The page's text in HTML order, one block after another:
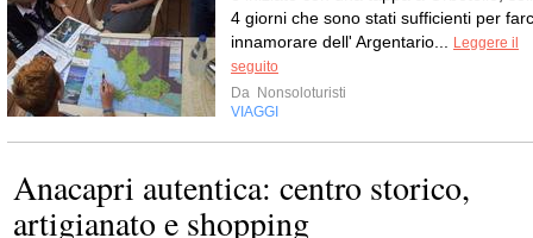
4 giorni che sono stati sufficienti per
innamorare dell' Argentario...
Leggere il
seguito
Da Nonsoloturisti
VIAGGI
Anacapri autentica: centro storico,
artigianato e shopping